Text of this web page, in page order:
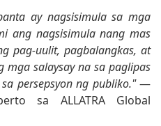
ay nagsisimula sa mga
ang nagsisimula nang mas
pag-uulit, pagbalangkas, at
mga salaysay na sa paglipas
persepsyon ng publiko."—
sa ALLATRA Global